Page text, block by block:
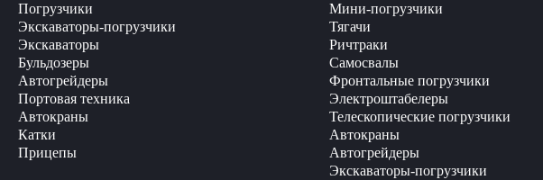
Погрузчики
Экскаваторы-погрузчики
Экскаваторы
Бульдозеры
Автогрейдеры
Портовая техника
Автокраны
Катки
Прицепы
Мини-погрузчики
Тягачи
Ричтраки
Самосвалы
Фронтальные погрузчики
Электроштабелеры
Телескопические погрузчики
Автокраны
Автогрейдеры
Экскаваторы-погрузчики